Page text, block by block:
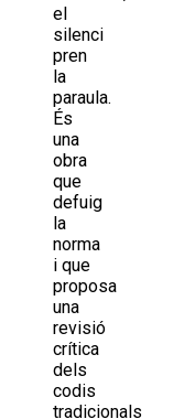
el
silenci
pren
la
paraula.
És
una
obra
que
defuig
la
norma
i que
proposa
una
revisió
crítica
dels
codis
tradicionals